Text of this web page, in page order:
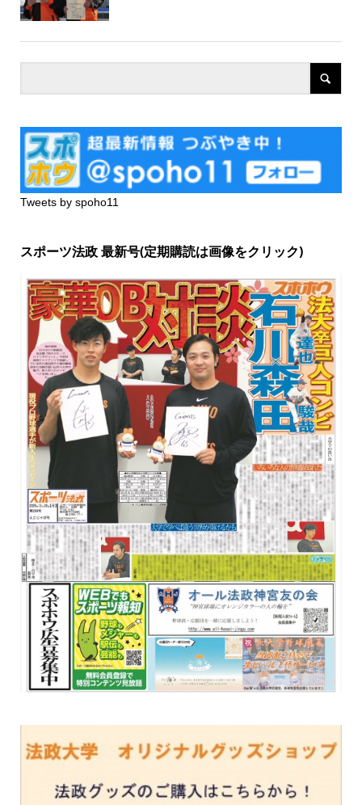
Tweets by spoho11
スポーツ法政 最新号(定期購読は画像をクリック)